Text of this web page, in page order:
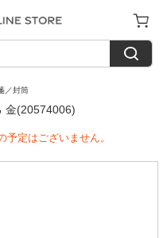
／封筒
金(20574006)
定はございません。